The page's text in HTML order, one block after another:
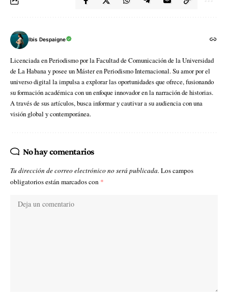
Ibis Despaigne
Licenciada en Periodismo por la Facultad de Comunicación de la Universidad
de La Habana y posee un Máster en Periodismo Internacional. Su amor por el
universo digital la impulsa a explorar las oportunidades que ofrece, fusionando
su formación académica con un enfoque innovador en la narración de historias.
A través de sus artículos, busca informar y cautivar a su audiencia con una
visión global y contemporánea.
No hay comentarios
Tu dirección de correo electrónico no será publicada. Los campos
obligatorios están marcados con *